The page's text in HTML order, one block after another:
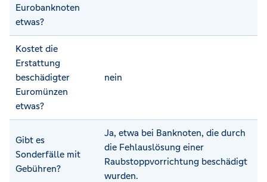
Eurobanknoten
etwas?
Kostet die
Erstattung
beschädigter
Euromünzen
etwas?
nein
Gibt es
Sonderfälle mit
Gebühren?
Ja, etwa bei Banknoten, die durch
die Fehlauslösung einer
Raubstoppvorrichtung beschädigt
wurden.